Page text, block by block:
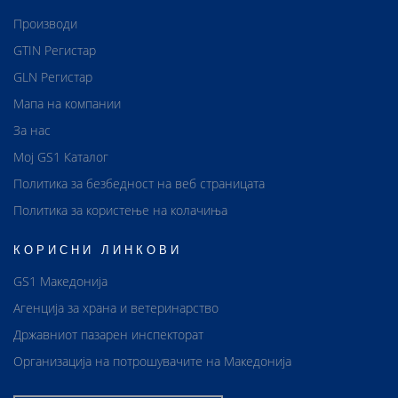
Производи
GTIN Регистар
GLN Регистар
Мапа на компании
За нас
Мој GS1 Каталог
Политика за безбедност на веб страницата
Политика за користење на колачиња
КОРИСНИ ЛИНКОВИ
GS1 Македонија
Агенција за храна и ветеринарство
Државниот пазарен инспекторат
Организација на потрошувачите на Македонија